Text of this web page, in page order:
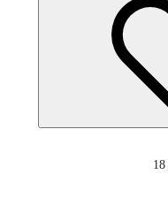
18